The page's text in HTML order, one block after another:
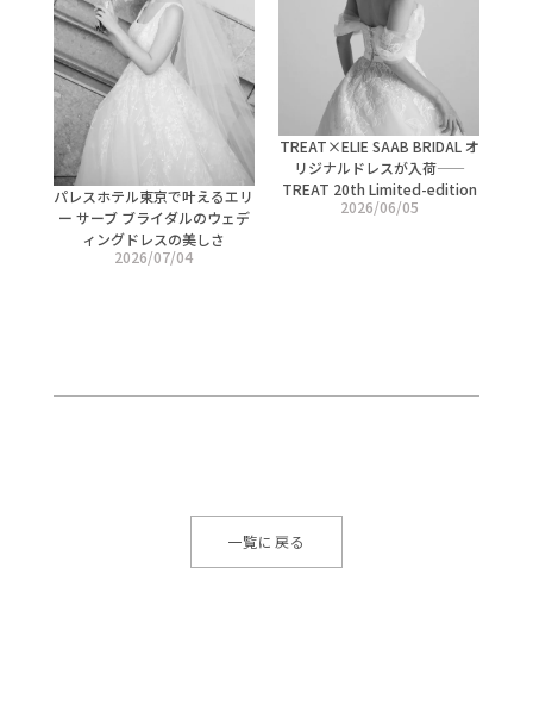
パレスホテル東京で叶えるエリ
ー サーブ ブライダルのウェデ
ィングドレスの美しさ
2026/07/04
TREAT×ELIE SAAB BRIDAL オ
リジナルドレスが入荷——
TREAT 20th Limited-edition
2026/06/05
一覧に戻る